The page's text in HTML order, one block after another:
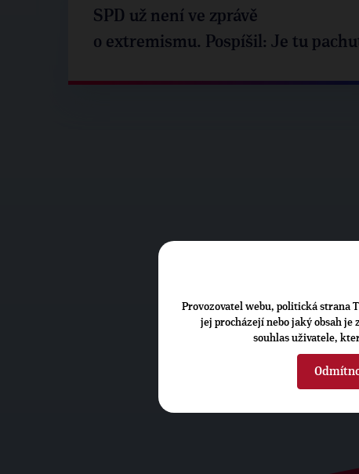
SPD už není ve zprávě
o extremismu. Pospíšil: Je tu
Provozovatel webu, politická strana
jej procházejí nebo jaký obsah je
souhlas uživatele,